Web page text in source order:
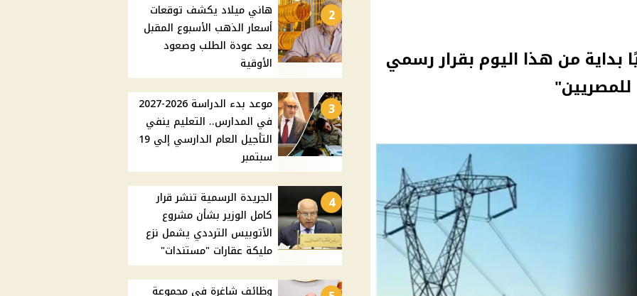
بداية من هذا اليوم بقرار رسمي
2
هاني ميلاد يكشف توقعات
أسعار الذهب الأسبوع المقبل
بعد عودة الطلب وصعود
الأوقية
3
موعد بدء الدراسة 2026-2027
في المدارس.. التعليم ينفي
التأجيل العام الدارسي إلي 19
سبتمبر
4
الجريدة الرسمية تنشر قرار
كامل الوزير بشأن مشروع
الأتوبيس الترددي يشمل نزع
مليكة عقارات "مستندات"
وظائف شاغرة في مجموعة